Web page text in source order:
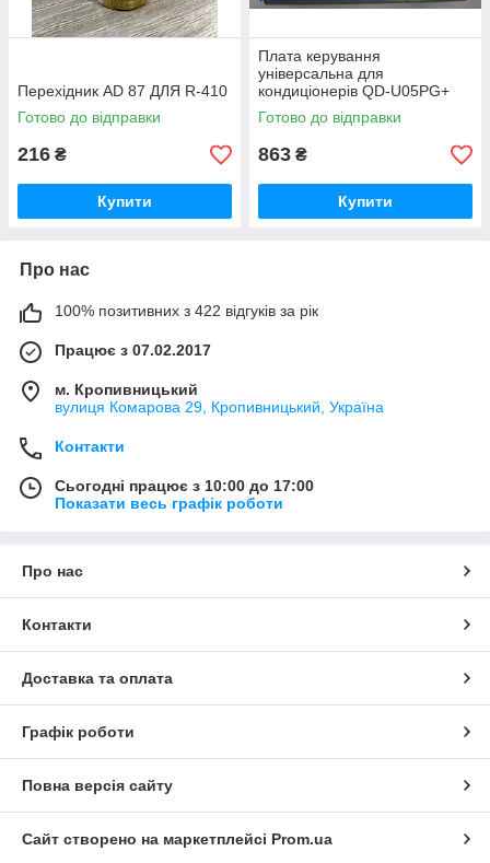
вийшов з ладу пульта.
Датчик температури
Комплектуючі для кондиціонерів, які допоможуть
налаштувати стабільну і продуктивну роботу техніки.
Доступний за вартістю варіант.
Переваги універсальних плат
1
Наявність декількох режимів роботи, які
Перехідник AD 87 ДЛЯ R-410
Готово до відправки
216 ₴
Купити
Плата керування
універсальна для
кондиціонерів QD-U05PG+
Готово до відправки
863 ₴
Купити
Про нас
100% позитивних з 422 відгуків за рік
Працює з 07.02.2017
м. Кропивницький
вулиця Комарова 29, Кропивницький, Україна
Контакти
Сьогодні працює з 10:00 до 17:00
Показати весь графік роботи
Про нас
Контакти
Доставка та оплата
Графік роботи
Повна версія сайту
Сайт створено на маркетплейсі Prom.ua